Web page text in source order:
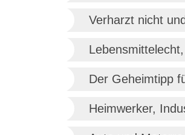
Verharzt nicht
Der Geheimtipp
Heimwerker,